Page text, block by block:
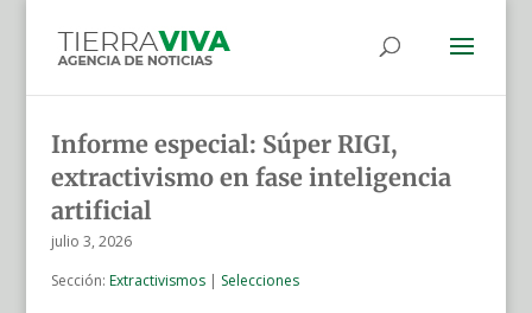
Informe especial: Súper RIGI,
extractivismo en fase inteligencia
artificial
julio 3, 2026
Sección: Extractivismos| Selecciones